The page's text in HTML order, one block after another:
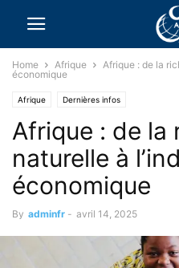
Home Afrique
Afrique : de la
économique
Afrique Dernières infos
Afrique : de la
naturelle à
économique
By adminfr - avril 14, 2025